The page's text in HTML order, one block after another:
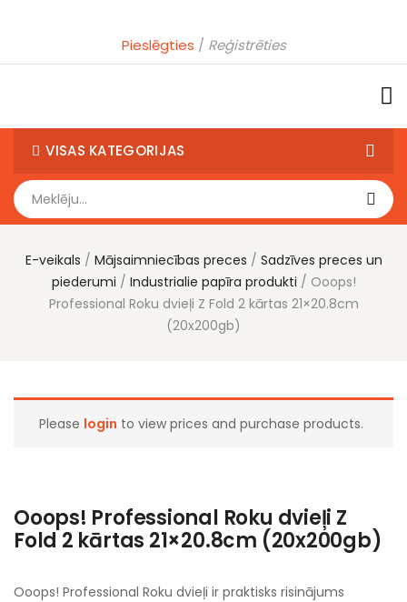
Pieslēgties Reģistrēties
VISAS KATEGORIJAS
E-veikals Mājsaimniecības preces
Sadzīves preces un
piederumi
Industrialie papīra produkti
Ooops!
Professional Roku dvieļi Z Fold 2 kārtas 21×20.8cm
(20x200gb)
Please login to view prices and purchase products.
Ooops! Professional Roku dvieļi Z
Fold 2 kārtas 21×20.8cm (20x200gb)
Ooops! Professional Roku dvieļi ir praktisks risinājums